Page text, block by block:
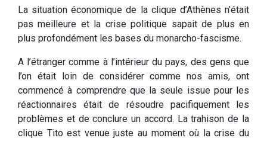
La situation économique de la clique d’Athènes n’était
pas meilleure et la crise politique sapait de plus en
plus profondément les bases du monarcho-fascisme.
A l’étranger comme à l’intérieur du pays, des gens que
l’on était loin de considérer comme nos amis, ont
commencé à comprendre que la seule issue pour les
réactionnaires était de résoudre pacifiquement les
problèmes et de conclure un accord. La trahison de la
clique Tito est venue juste au moment où la crise du